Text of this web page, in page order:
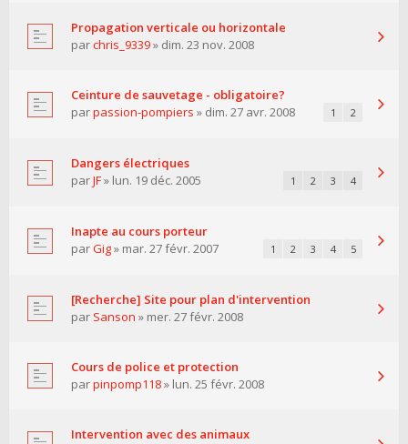
Propagation verticale ou horizontale
parchris_9339» dim. 23 nov. 2008
Ceinture de sauvetage - obligatoire?
parpassion-pompiers » dim. 27 avr. 2008 1 2
Dangers électriques
parJF» lun. 19 déc. 2005 1 2 3 4
Inapte au cours porteur
parGig» mar. 27 févr. 2007 1 2 3 4 5
[Recherche] Site pour plan d'intervention
par Sanson » mer. 27 févr. 2008
Cours de police et protection
parpinpomp118» lun. 25 févr. 2008
Intervention avec des animaux